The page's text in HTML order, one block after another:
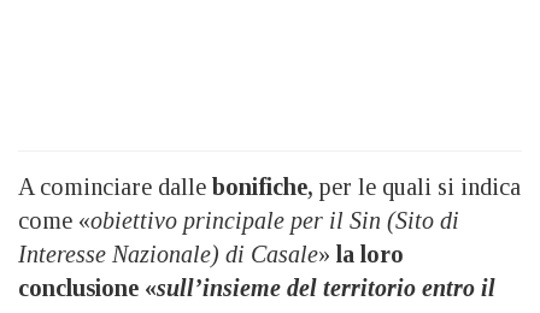
A cominciare dalle bonifiche, per le quali si indica
come «obiettivo principale per il Sin (Sito di
Interesse Nazionale) di Casale» la loro
conclusione «sull’insieme del territorio entro il